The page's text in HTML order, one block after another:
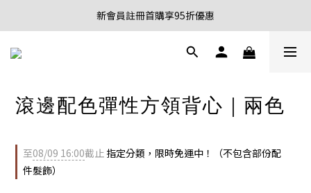
新會員註冊首購享95折優惠
新會員註冊首購享95折優惠
8/03 - 8/09 期間限定 不限金額免運中💐
滾邊配色彈性方領背心｜兩色
至08/09 16:00截止 指定分類，限時免運中！（不包含部份配
件髮飾）